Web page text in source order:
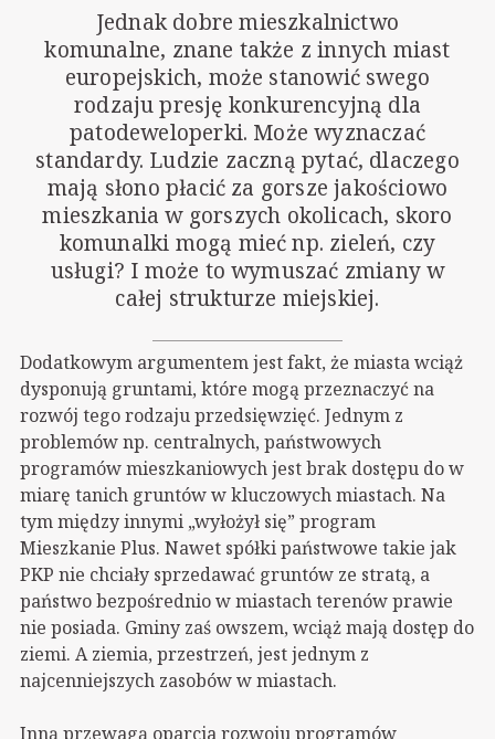
Jednak dobre mieszkalnictwo
komunalne, znane także z innych miast
europejskich, może stanowić swego
rodzaju presję konkurencyjną dla
patodeweloperki. Może wyznaczać
standardy. Ludzie zaczną pytać, dlaczego
mają słono płacić za gorsze jakościowo
mieszkania w gorszych okolicach, skoro
komunalki mogą mieć np. zieleń, czy
usługi? I może to wymuszać zmiany w
całej strukturze miejskiej.
Dodatkowym argumentem jest fakt, że miasta wciąż
dysponują gruntami, które mogą przeznaczyć na
rozwój tego rodzaju przedsięwzięć. Jednym z
problemów np. centralnych, państwowych
programów mieszkaniowych jest brak dostępu do w
miarę tanich gruntów w kluczowych miastach. Na
tym między innymi „wyłożył się” program
Mieszkanie Plus. Nawet spółki państwowe takie jak
PKP nie chciały sprzedawać gruntów ze stratą, a
państwo bezpośrednio w miastach terenów prawie
nie posiada. Gminy zaś owszem, wciąż mają dostęp do
ziemi. A ziemia, przestrzeń, jest jednym z
najcenniejszych zasobów w miastach.
Inną przewagą oparcia rozwoju programów